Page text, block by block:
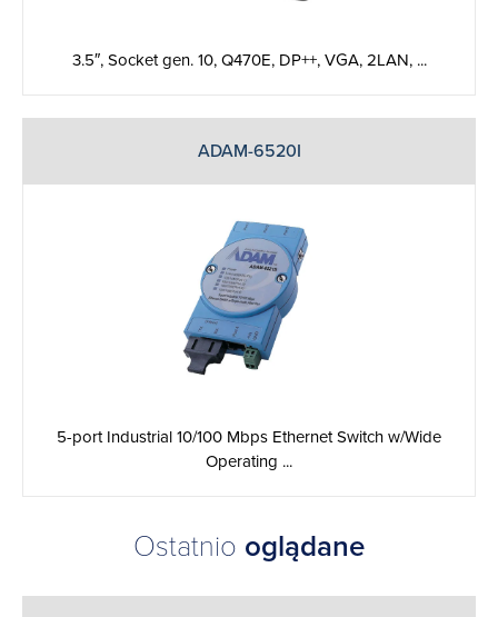
3.5″, Socket gen. 10, Q470E, DP++, VGA, 2LAN, ...
ADAM-6520I
5-port Industrial 10/100 Mbps Ethernet Switch w/Wide
Operating ...
Ostatnio oglądane